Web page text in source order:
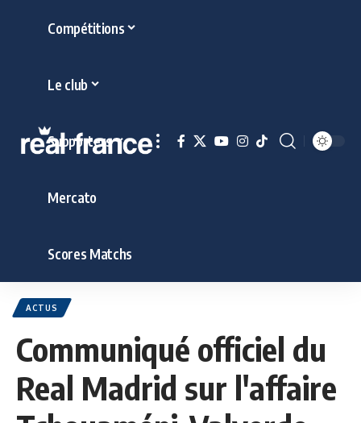
Compétitions
Le club
Supporters
Mercato
Scores Matchs
ACTUS
Communiqué officiel du
Real Madrid sur l'affaire